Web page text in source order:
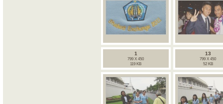
1
799 X 450
119 KB
13
799 X 450
52 KB